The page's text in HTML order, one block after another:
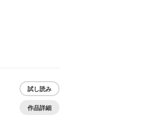
試し読み
作品詳細